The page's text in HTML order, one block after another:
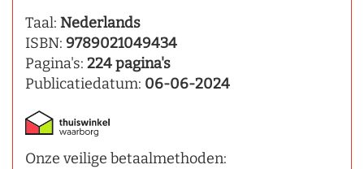
Taal: Nederlands
ISBN: 9789021049434
Pagina's: 224 pagina's
Publicatiedatum: 06-06-2024
Onze veilige betaalmethoden: